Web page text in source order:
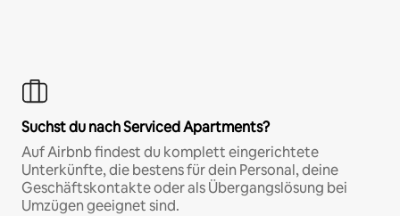
Suchst du nach Serviced Apartments?
Auf Airbnb findest du komplett eingerichtete
Unterkünfte, die bestens für dein Personal, deine
Geschäftskontakte oder als Übergangslösung bei
Umzügen geeignet sind.